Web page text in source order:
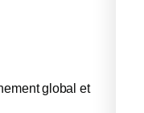
global et